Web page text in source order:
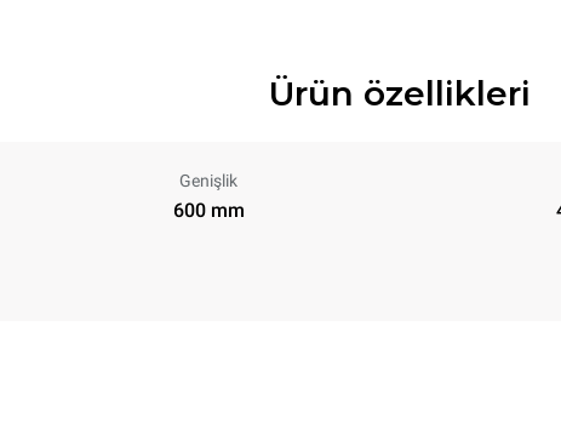
Ürün özellikleri
Genişlik
600 mm